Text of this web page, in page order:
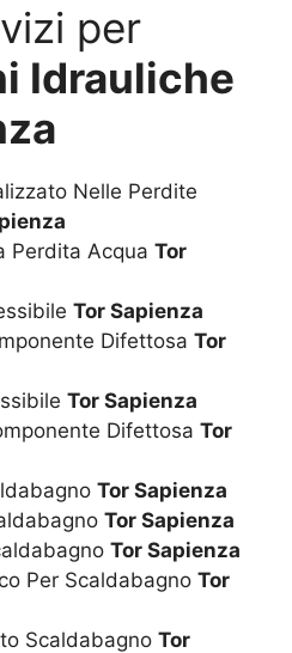
per
Idrauliche
Nelle Perdite
Perdita Acqua Tor
Tor Sapienza
Difettosa Tor
Tor Sapienza
Difettosa Tor
Tor Sapienza
Tor Sapienza
Tor Sapienza
Per Scaldabagno Tor
Scaldabagno Tor